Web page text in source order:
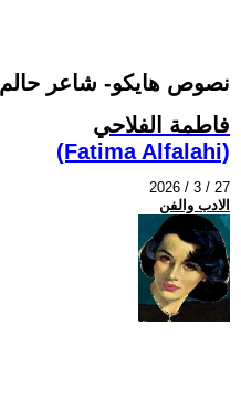
نصوص هايكو- شاعر حالم
فاطمة الفلاحي
(Fatima Alfalahi)
2026 / 3 / 27
الادب والفن